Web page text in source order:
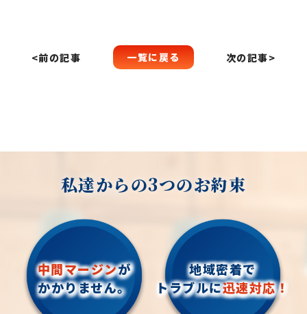
<前の記事 一覧に戻る 次の記事>
私達からの3つのお約束
中間マージンが
かかりません。
地域密着で
トラブルに迅速対応！